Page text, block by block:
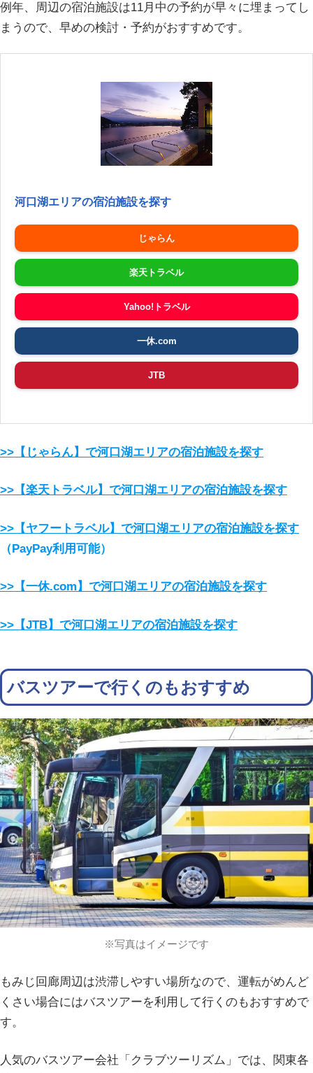
例年、周辺の宿泊施設は11月中の予約が早々に埋まってし
まうので、早めの検討・予約がおすすめです。
河口湖エリアの宿泊施設を探す
じゃらん
楽天トラベル
Yahoo!トラベル
一休.com
JTB
>>【じゃらん】で河口湖エリアの宿泊施設を探す
>>【楽天トラベル】で河口湖エリアの宿泊施設を探す
>>【ヤフートラベル】で河口湖エリアの宿泊施設を探す
（PayPay利用可能）
>>【一休.com】で河口湖エリアの宿泊施設を探す
>>【JTB】で河口湖エリアの宿泊施設を探す
バスツアーで行くのもおすすめ
※写真はイメージです
もみじ回廊周辺は渋滞しやすい場所なので、運転がめんど
くさい場合にはバスツアーを利用して行くのもおすすめで
す。
人気のバスツアー会社「クラブツーリズム」では、関東各